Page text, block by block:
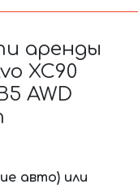
аренды
XC90
AWD
авто) или